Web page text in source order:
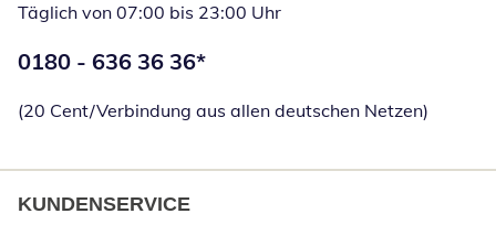
Täglich von 07:00 bis 23:00 Uhr
Telefonnummer:
0180 - 636 36 36*
(20 Cent/Verbindung aus allen deutschen Netzen)
KUNDENSERVICE